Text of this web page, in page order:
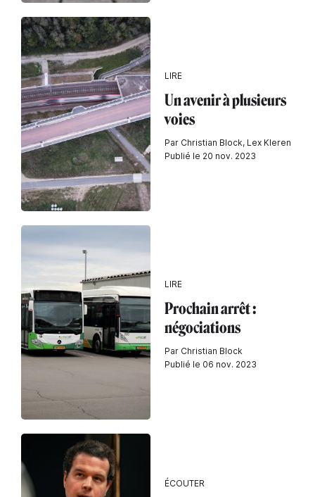
LIRE
Un avenir à plusieurs
voies
Par Christian Block, Lex Kleren
Publié le 20 nov. 2023
LIRE
Prochain arrêt :
négociations
Par Christian Block
Publié le 06 nov. 2023
ÉCOUTER